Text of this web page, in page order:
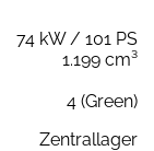
74 kW / 101 PS
1.199 cm³
4 (Green)
Zentrallager